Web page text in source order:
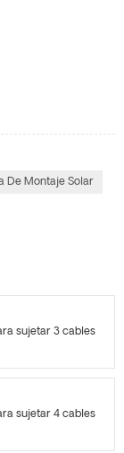
De Montaje Solar
sujetar 3 cables
sujetar 4 cables